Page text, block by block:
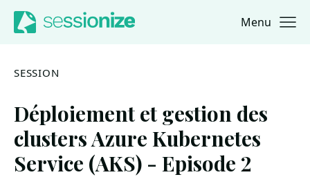
Jump to navigation
Jump to content Menu
SESSION
Déploiement et gestion des
clusters Azure Kubernetes
Service (AKS) - Episode 2